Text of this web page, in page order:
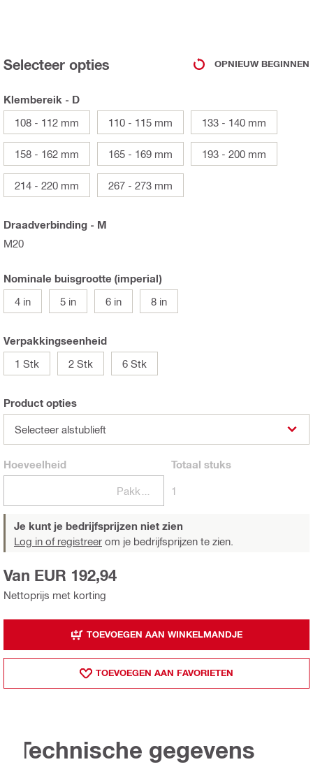
Selecteer opties OPNIEUW BEGINNEN
Klembereik - D
108 - 112 mm
110 - 115 mm 133 - 140 mm
158 - 162 mm 165 - 169 mm 193 - 200 mm
214 - 220 mm 267 - 273 mm
Draadverbinding - M
M20
Nominale buisgrootte (imperial)
4 in
5 in 6 in 8 in
Verpakkingseenheid
1 Stk
2 Stk 6 Stk
Product opties
Selecteer alstublieft
Hoeveelheid Totaal stuks
1
Je kunt je bedrijfsprijzen niet zien
Log in of registreer om je bedrijfsprijzen te zien.
Nettoprijs met korting
Van EUR 192,94
TOEVOEGEN AAN WINKELMANDJE
TOEVOEGEN AAN FAVORIETEN
Technische gegevens